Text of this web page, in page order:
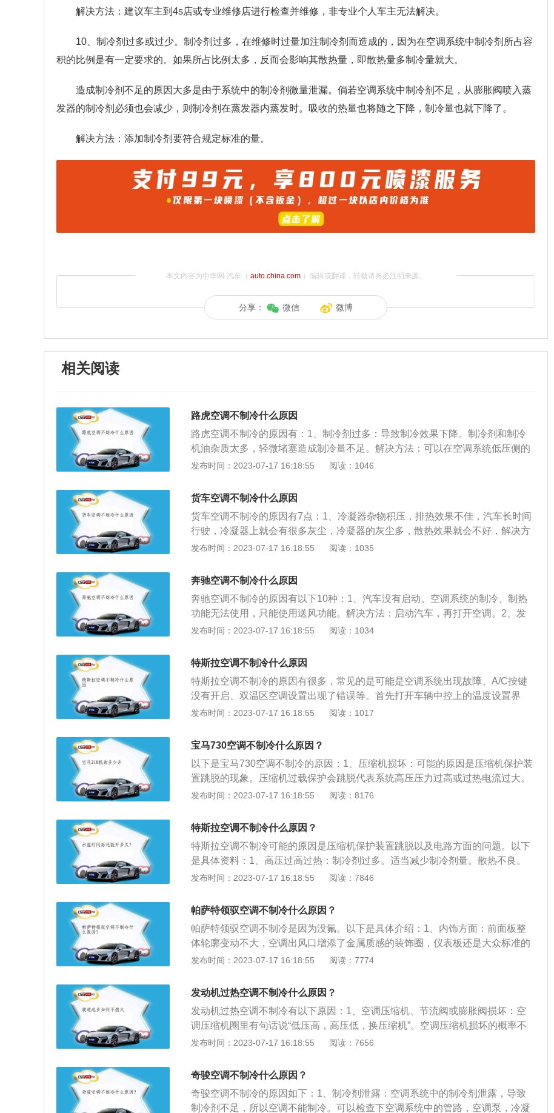
解决方法：建议车主到4s店或专业维修店进行检查并维修，非专业个人车主无法解决。
10、制冷剂过多或过少。制冷剂过多，在维修时过量加注制冷剂而造成的，因为在空调系统中制冷剂所占容
积的比例是有一定要求的。如果所占比例太多，反而会影响其散热量，即散热量多制冷量就大。
造成制冷剂不足的原因大多是由于系统中的制冷剂微量泄漏。倘若空调系统中制冷剂不足，从膨胀阀喷入蒸
发器的制冷剂必须也会减少，则制冷剂在蒸发器内蒸发时。吸收的热量也将随之下降，制冷量也就下降了。
解决方法：添加制冷剂要符合规定标准的量。
本文内容为中华网·汽车（ auto.china.com）编辑或翻译，转载请务必注明来源。
分享： 微信 微博
相关阅读
路虎空调不制冷什么原因
路虎空调不制冷的原因有：1、制冷剂过多：导致制冷效果下降。制冷剂和制冷
机油杂质太多，轻微堵塞造成制冷量不足。解决方法：可以在空调系统低压侧的
维修口处慢慢地放出一些即可。2、制冷剂过少：制冷剂不足导致制冷量不足。
剂，不过要注意，如果从低压侧添加，禁止制冷剂瓶倒放。3、杂质过多：制冷
剂和制冷机油中杂质过多，造成轻微堵塞，导致制冷量不足。在整个空调系统
中，如果制冷剂和制冷机油的内脏过多，会堵塞过滤器的滤网，导致制冷量下
降，阻力增大，流向膨胀阀的制冷剂相对减少，从而导致制冷量不足。解决方
法：建议到专业维修店里进行检修排查处理。4、空调压缩机损坏：解决办法：
者空气流通效果变差。解决方法：更换新的干燥过滤器。当时没有新的干燥过滤
器需要更换，可以将拆下的干燥过滤器倒置，将里面的干燥剂倒出来清洗干燥过
滤器。6、发动机皮带打滑：皮带打滑，一般是由于皮带长时间使用，皮带被拉
身的机械故障，比如压缩机和吹风机。解决方法：修理厂检测，及时维修和更换
发布时间：2023-07-17 16:18:55 阅读：1046
货车空调不制冷什么原因
货车空调不制冷的原因有7点：1、冷凝器杂物积压，排热效果不佳，汽车长时间
行驶，冷凝器上就会有很多灰尘，冷凝器的灰尘多，散热效果就会不好，解决方
法是清洗冷凝器。2、空调滤芯尘土积压，通风效果不佳，解决方法是清洗空调
件。4、压缩机损坏，只有压缩机正常工作，空调才能制冷，解决方法是更换新
的压缩机。5、膨胀阀故障，解决方法是去4s店维修。6、制冷剂不足，解决方法
是去维修站添加制冷剂即可。7、空调的其他部件出现老化，解决方法是及时更
换老化的部件。
发布时间：2023-07-17 16:18:55 阅读：1035
奔驰空调不制冷什么原因
奔驰空调不制冷的原因有以下10种：1、汽车没有启动。空调系统的制冷、制热
功能无法使用，只能使用送风功能。解决方法：启动汽车，再打开空调。2、发
动机皮带打滑。当车龄比较长时，发动机皮带容易老化打滑，动力无法传递给空
滤芯、水箱冷凝器脏。造成杂质堵塞，影响空调出风量。解决方法：定期清理空
调过滤网内的污垢。4、空调系统中的氟利昂缺失，开空调时没有制冷作用，空
调冷凝水会突然减少或消失。解决方法：加氟利昂到标准范围。5、发动机冷却
系统故障，导致水温过高，空调制冷影响。解决方法：建议车主去4s店或专业修
理厂进行维修，非专业人士无法解决。6、空调压力传感器、蒸发箱传感器等传
修理厂进行维修，非专业人士无法解决。7、空调压缩机调节电磁阀损坏、离合
器损坏。解决方法：更换调节电磁阀、离合器。8、管道里有水。汽车空调制冷
系统中有一个干燥罐，吸收制冷剂中的水分，防止制冷剂中水分过多导致制冷量
解决方法：建议车主到4s店或专业维修店进行检查并维修，非专业个人车主无法
的，因为在空调系统中制冷剂所占容积的比例是有一定要求的。如果所占比例太
多，反而会影响其散热量，即散热量多制冷量就大。造成制冷剂不足的原因大多
是由于系统中的制冷剂微量泄漏。倘若空调系统中制冷剂不足，从膨胀阀喷入蒸
发器的制冷剂必须也会减少，则制冷剂在蒸发器内蒸发时。吸收的热量也将随之
发布时间：2023-07-17 16:18:55 阅读：1034
特斯拉空调不制冷什么原因
特斯拉空调不制冷的原因有很多，常见的是可能是空调系统出现故障、A/C按键
没有开启、双温区空调设置出现了错误等。首先打开车辆中控上的温度设置界
面，查看一下A/C按键是否有开启。如果车辆的A/C按键没有开启，那么特斯拉只
空调，如果发现前排吹冷风后排制热的话，那就证明是双温区空调设置出现了错
误。只需要把后排温度调低车辆后排出风口自然会吹出冷风。一般来说，只要这
两个设置没问题的话，特斯拉就会正常制冷。如果上述设置都没有问题，但车辆
依然不制冷的话就是空调系统出现问题了。压缩机故障、空调滤芯堵塞、空调管
道堵塞都会导致空调系统出现故障。压缩机故障导致空调不制冷是最为常见的，
一万公里更换一次，这样才能保证进气通常，吹出来的冷气干净无异味。如何使
用空调避免压缩机故障：1、制冷剂加注应适量，太少就应该加注，太多就应该
放出，否则不应该使用空调；2、停车怠速时，最好不要长时间开空调；3、不要
否则长时间使用下去会导致严重故障。
发布时间：2023-07-17 16:18:55 阅读：1017
宝马730空调不制冷什么原因？
以下是宝马730空调不制冷的原因：1、压缩机损坏：可能的原因是压缩机保护装
置跳脱的现象。压缩机过载保护会跳脱代表系统高压压力过高或过热电流过大。
高压过高过热的原因应排除。2、散热不良或管路堵塞：检查冷凝管是否有尘
蒸发器过脏：蒸发器或滤网积尘结垢。气流变小，系统压力及温度失恒，清洗蒸
发器或滤网。4、空调器缺氟：缺氟也有可能。缺氟时，压缩机排气温度会过
热，使过热负载保护开关跳脱。
发布时间：2023-07-17 16:18:55 阅读：8176
特斯拉空调不制冷什么原因？
特斯拉空调不制冷可能的原因是压缩机保护装置跳脱以及电路方面的问题。以下
是具体资料：1、高压过高过热：制冷剂过多。适当减少制冷剂量。散热不良。
检查冷凝管是否有尘垢，清洗冷凝器。管路系统堵塞。参照压力表判断、排除，
故障。温度传感器过载，信息错误。电源接线松脱、接触不良。启动电容器或压
缩机启动线圈烧毁。
发布时间：2023-07-17 16:18:55 阅读：7846
帕萨特领驭空调不制冷什么原因？
帕萨特领驭空调不制冷是因为没氟。以下是具体介绍：1、内饰方面：前面板整
体轮廓变动不大，空调出风口增添了金属质感的装饰圈，仪表板还是大众标准的
四款圆形仪表加中间显示屏，只不过背光变成了白色。2、配置方面：氙气可清
气囊、定速巡航、多功能方向盘。后排座椅加热、前中央扶手冷藏系统、真皮/Al
cantara面料镶拼座椅等。
发布时间：2023-07-17 16:18:55 阅读：7774
发动机过热空调不制冷什么原因？
发动机过热空调不制冷有以下原因：1、空调压缩机、节流阀或膨胀阀损坏：空
调压缩机圈里有句话说“低压高，高压低，换压缩机”。空调压缩机损坏的概率不
高，膨胀阀和节流阀的故障直接导致空调制冷不良。2、缺乏制冷剂：因为空调
2-3年添加一次制冷剂。有些车，甚至一年一次。如果汽车空调和制冷设备不良，
在加注制冷剂一段时间后，就会开始制冷不良。发生这种情况时，冷凝器会泄
漏。检查泄漏的方法也相当费力。一般来说，在油中加入荧光剂，用特殊的玻璃
发布时间：2023-07-17 16:18:55 阅读：7656
奇骏空调不制冷什么原因？
奇骏空调不制冷的原因如下：1、制冷剂泄露：空调系统中的制冷剂泄露，导致
制冷剂不足，所以空调不能制冷。可以检查下空调系统中的管路，空调泵，冷凝